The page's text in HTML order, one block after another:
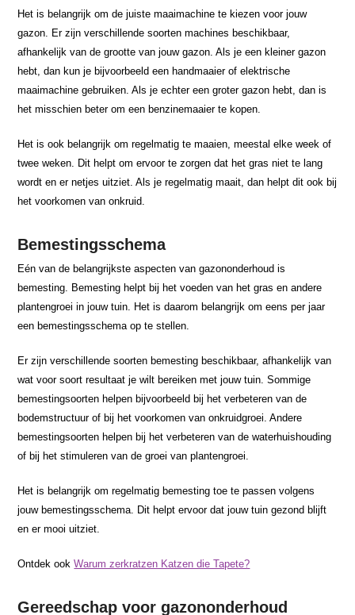
Het is belangrijk om de juiste maaimachine te kiezen voor jouw
gazon. Er zijn verschillende soorten machines beschikbaar,
afhankelijk van de grootte van jouw gazon. Als je een kleiner gazon
hebt, dan kun je bijvoorbeeld een handmaaier of elektrische
maaimachine gebruiken. Als je echter een groter gazon hebt, dan is
het misschien beter om een benzinemaaier te kopen.
Het is ook belangrijk om regelmatig te maaien, meestal elke week of
twee weken. Dit helpt om ervoor te zorgen dat het gras niet te lang
wordt en er netjes uitziet. Als je regelmatig maait, dan helpt dit ook bij
het voorkomen van onkruid.
Bemestingsschema
Eén van de belangrijkste aspecten van gazononderhoud is
bemesting. Bemesting helpt bij het voeden van het gras en andere
plantengroei in jouw tuin. Het is daarom belangrijk om eens per jaar
een bemestingsschema op te stellen.
Er zijn verschillende soorten bemesting beschikbaar, afhankelijk van
wat voor soort resultaat je wilt bereiken met jouw tuin. Sommige
bemestingsoorten helpen bijvoorbeeld bij het verbeteren van de
bodemstructuur of bij het voorkomen van onkruidgroei. Andere
bemestingsoorten helpen bij het verbeteren van de waterhuishouding
of bij het stimuleren van de groei van plantengroei.
Het is belangrijk om regelmatig bemesting toe te passen volgens
jouw bemestingsschema. Dit helpt ervoor dat jouw tuin gezond blijft
en er mooi uitziet.
Ontdek ookWarum zerkratzen Katzen die Tapete?
Gereedschap voor gazononderhoud